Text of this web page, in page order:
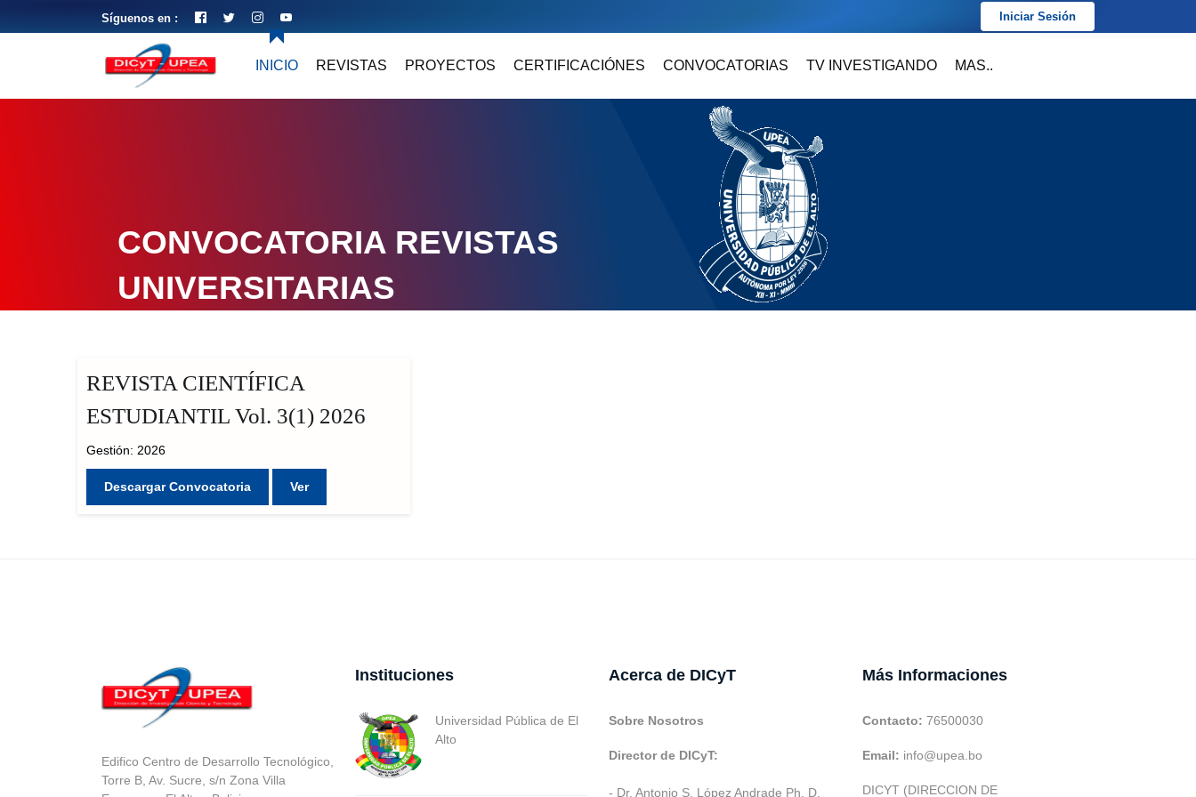
Síguenos en : Iniciar Sesión
INICIO REVISTAS PROYECTOS CERTIFICACIÓNES CONVOCATORIAS TV INVESTIGANDO MAS..
CONVOCATORIA REVISTAS
UNIVERSITARIAS
REVISTA CIENTÍFICA
ESTUDIANTIL Vol. 3(1) 2026
Gestión: 2026
Descargar Convocatoria Ver
Edifico Centro de Desarrollo Tecnológico,
Torre B, Av. Sucre, s/n Zona Villa
Instituciones
Universidad Pública de El
Alto
Acerca de DICyT
Sobre Nosotros
Director de DICyT:
- Dr. Antonio S. López Andrade Ph. D.
Más Informaciones
Contacto: 76500030
Email: info@upea.bo
DICYT (DIRECCION DE